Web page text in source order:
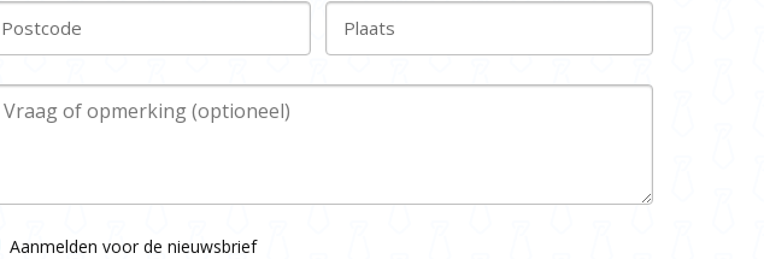
Postcode Plaats
Aanmelden voor de nieuwsbrief